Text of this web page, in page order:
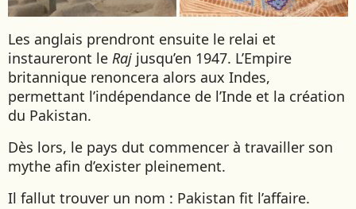
Les anglais prendront ensuite le relai et
instaureront le Raj jusqu’en 1947. L’Empire
britannique renoncera alors aux Indes,
permettant l’indépendance de l’Inde et la création
du Pakistan.
Dès lors, le pays dut commencer à travailler son
mythe afin d’exister pleinement.
Il fallut trouver un nom : Pakistan fit l’affaire.